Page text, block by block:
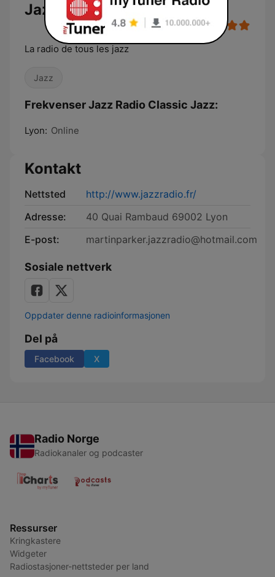
Jazz Radio Classic Jazz
La radio de tous les jazz
Jazz
Frekvenser Jazz Radio Classic Jazz:
Lyon: Online
Kontakt
Nettsted
http://www.jazzradio.fr/
Adresse:
40 Quai Rambaud 69002 Lyon
E-post:
martinparker.jazzradio@hotmail.com
Sosiale nettverk
Oppdater denne radioinformasjonen
Del på
Facebook X
Radio Norge
Radiokanaler og podcaster
Ressurser
Kringkastere
Widgeter
Radiostasjoner-nettsteder per land